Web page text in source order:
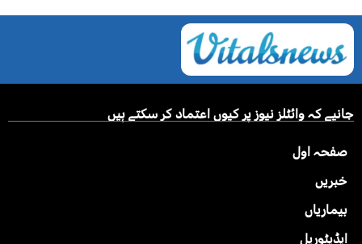
جانیے کہ وائٹلز نیوز پر کیوں اعتماد کر سکتے ہیں
صفحہ اول
خبریں
بیماریاں
ایڈیٹوریل